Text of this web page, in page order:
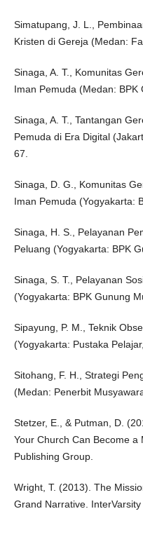
Simatupang, J. L.,
Kristen di Gereja (Medan:
Sinaga, A. T., Komunitas
Iman Pemuda (Medan: BPK
Sinaga, A. T., Tantangan
Pemuda di Era Digital
67.
Sinaga, D. G., Komunitas
Iman Pemuda (Yogyakarta:
Sinaga, H. S., Pelayanan
Peluang (Yogyakarta: BPK
Sinaga, S. T., Pelayanan
(Yogyakarta: BPK Gunung
Sipayung, P. M., Teknik
(Yogyakarta: Pustaka
Sitohang, F. H., Strategi
(Medan: Penerbit
Stetzer, E., & Putman, D.
Your Church Can Become a
Publishing Group.
Wright, T. (2013). The
Grand Narrative. InterVarsity